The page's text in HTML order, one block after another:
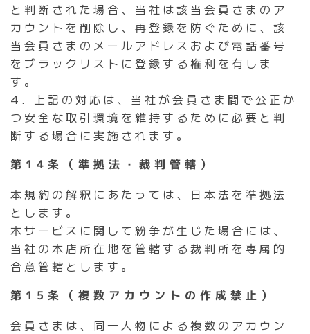
と判断された場合、当社は該当会員さまのア
カウントを削除し、再登録を防ぐために、該
当会員さまのメールアドレスおよび電話番号
をブラックリストに登録する権利を有しま
す。
4. 上記の対応は、当社が会員さま間で公正か
つ安全な取引環境を維持するために必要と判
断する場合に実施されます。
第14条（準拠法・裁判管轄）
本規約の解釈にあたっては、日本法を準拠法
とします。
本サービスに関して紛争が生じた場合には、
当社の本店所在地を管轄する裁判所を専属的
合意管轄とします。
第15条（複数アカウントの作成禁止）
会員さまは、同一人物による複数のアカウン